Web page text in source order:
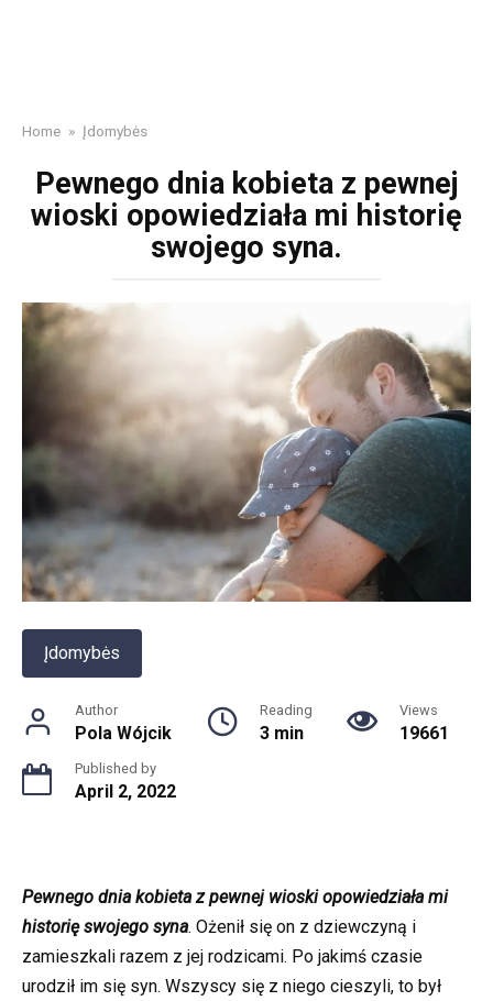
Home » Įdomybės
Pewnego dnia kobieta z pewnej
wioski opowiedziała mi historię
swojego syna.
Įdomybės
Author
Pola Wójcik
Reading
3 min
Views
19661
Published by
April 2, 2022
Pewnego dnia kobieta z pewnej wioski opowiedziała mi
historię swojego syna. Ożenił się on z dziewczyną i
zamieszkali razem z jej rodzicami. Po jakimś czasie
urodził im się syn. Wszyscy się z niego cieszyli, to był